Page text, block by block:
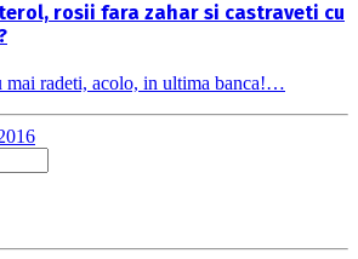
rosii fara zahar si castraveti cu
mai radeti, acolo, in ultima banca!…